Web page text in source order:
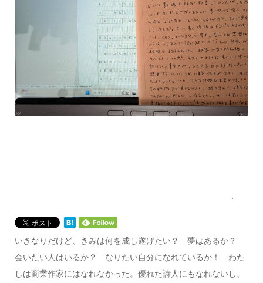
いきなりだけど、きみは何を成し遂げたい？ 夢はあるか？
会いたい人はいるか？ なりたい自分になれているか！ わた
しは商業作家にはなれなかった。優れた詩人にもなれないし、